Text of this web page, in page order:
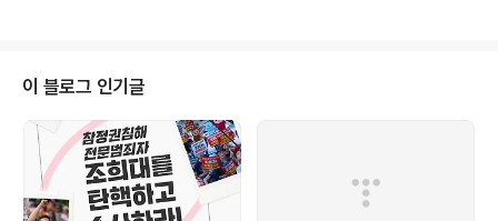
내 이름 중에서) 그러면서 이 동요는 아버지를, 어머니를 내
이름으로 부르는 것은 내 이름 어디에 엄마와 아빠가 들어
있기 때문일 것이라고 합니다. 우스운 말이지만 저는 초등
학교 2학년 때까지도 어머니의 이름을 몰랐습니다. 들은
적이 없거든요. 아..
이 블로그 인기글